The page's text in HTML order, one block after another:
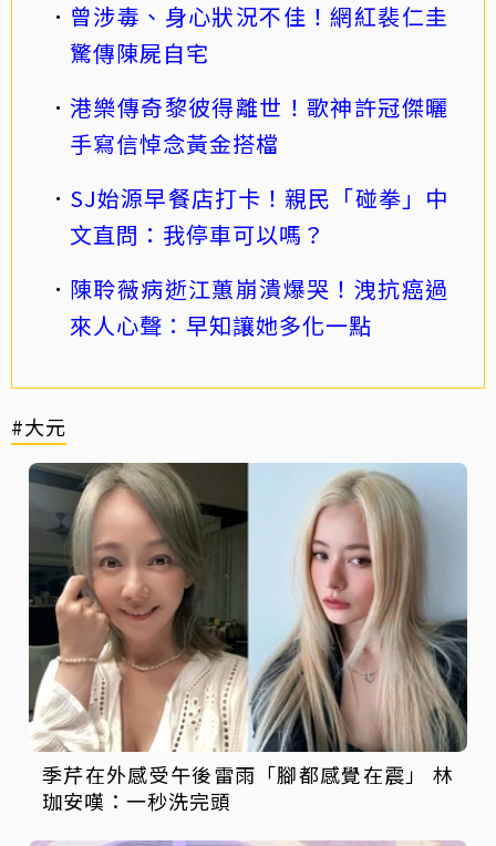
曾涉毒、身心狀況不佳！網紅裴仁圭
驚傳陳屍自宅
港樂傳奇黎彼得離世！歌神許冠傑曬
手寫信悼念黃金搭檔
SJ始源早餐店打卡！親民「碰拳」中
文直問：我停車可以嗎？
陳聆薇病逝江蕙崩潰爆哭！洩抗癌過
來人心聲：早知讓她多化一點
#大元
季芹在外感受午後雷雨「腳都感覺在震」 林
珈安嘆：一秒洗完頭